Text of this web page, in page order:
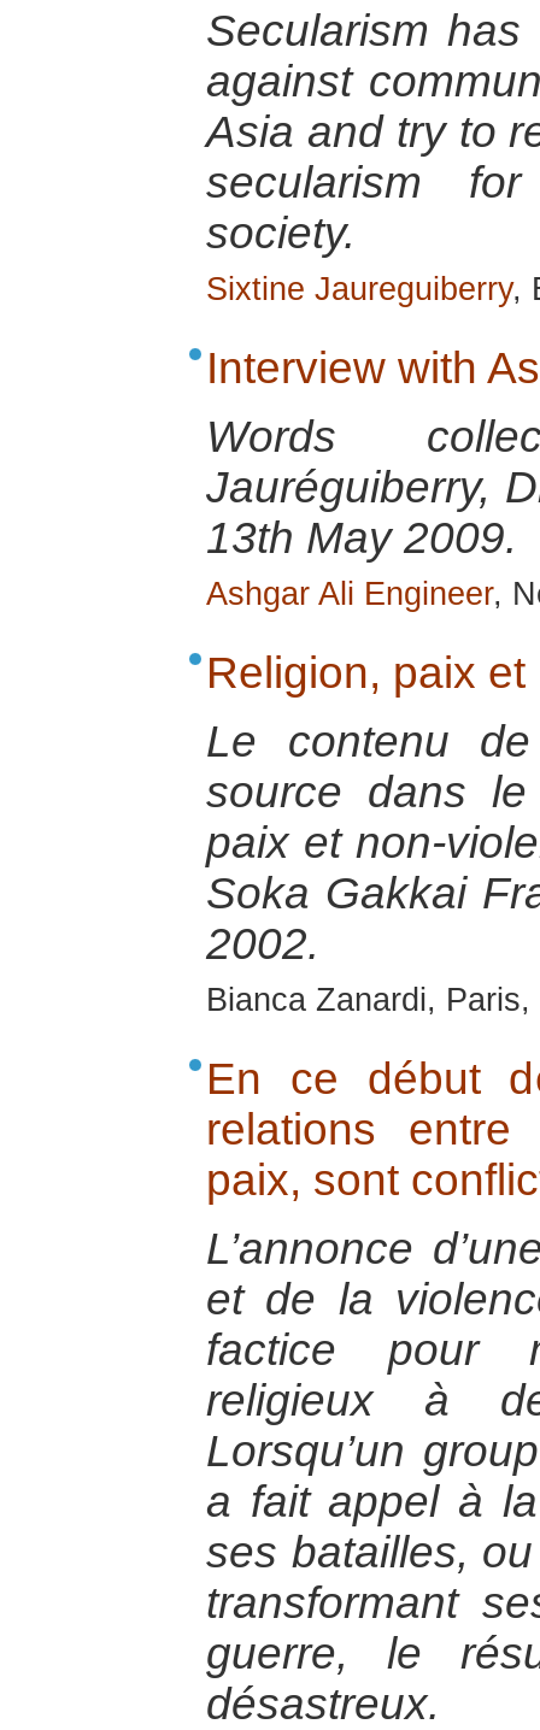
Secularism
against
Asia and try to
secularism
society.
Sixtine Jaureguiberry,
Interview with
Words
Jauréguiberry,
13th May 2009.
Ashgar Ali Engineer,
Religion, paix
Le contenu
source dans
paix et non-
Soka Gakkai
2002.
Bianca Zanardi, Paris,
En ce début
relations
paix, sont
L’annonce
et de la
factice pour
religieux à
Lorsqu’un
a fait appel à
ses batailles,
transformant
guerre, le
désastreux.